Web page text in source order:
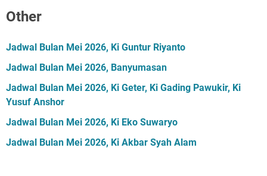
Other
Jadwal Bulan Mei 2026, Ki Guntur Riyanto
Jadwal Bulan Mei 2026, Banyumasan
Jadwal Bulan Mei 2026, Ki Geter, Ki Gading Pawukir, Ki
Yusuf Anshor
Jadwal Bulan Mei 2026, Ki Eko Suwaryo
Jadwal Bulan Mei 2026, Ki Akbar Syah Alam